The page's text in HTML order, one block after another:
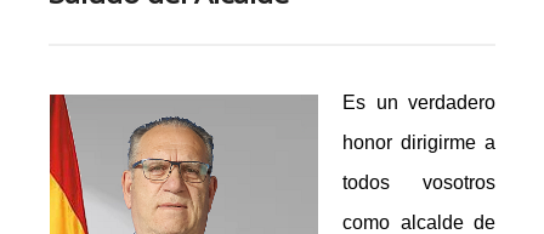
Es un verdadero
honor dirigirme a
todos vosotros
como alcalde de